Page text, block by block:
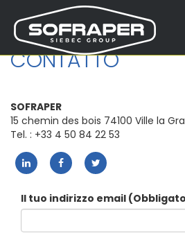
CONTATTO
SOFRAPER
15 chemin des bois 74100 Ville la
Tel. : +33 4 50 84 22 53
Il tuo indirizzo email